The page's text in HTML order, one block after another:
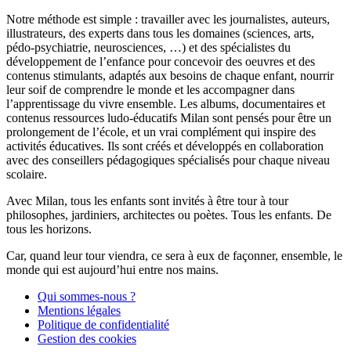
Notre méthode est simple : travailler avec les journalistes, auteurs,
illustrateurs, des experts dans tous les domaines (sciences, arts,
pédo-psychiatrie, neurosciences, …) et des spécialistes du
développement de l’enfance pour concevoir des oeuvres et des
contenus stimulants, adaptés aux besoins de chaque enfant, nourrir
leur soif de comprendre le monde et les accompagner dans
l’apprentissage du vivre ensemble. Les albums, documentaires et
contenus ressources ludo-éducatifs Milan sont pensés pour être un
prolongement de l’école, et un vrai complément qui inspire des
activités éducatives. Ils sont créés et développés en collaboration
avec des conseillers pédagogiques spécialisés pour chaque niveau
scolaire.
Avec Milan, tous les enfants sont invités à être tour à tour
philosophes, jardiniers, architectes ou poètes. Tous les enfants. De
tous les horizons.
Car, quand leur tour viendra, ce sera à eux de façonner, ensemble, le
monde qui est aujourd’hui entre nos mains.
Qui sommes-nous ?
Mentions légales
Politique de confidentialité
Gestion des cookies